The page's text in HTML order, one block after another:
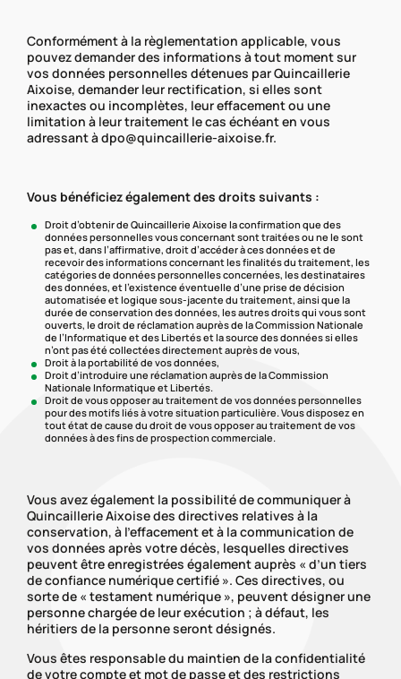
Conformément à la règlementation applicable, vous
pouvez demander des informations à tout moment sur
vos données personnelles détenues par Quincaillerie
Aixoise, demander leur rectification, si elles sont
inexactes ou incomplètes, leur effacement ou une
limitation à leur traitement le cas échéant en vous
adressant à dpo@quincaillerie-aixoise.fr.
Vous bénéficiez également des droits suivants :
Droit d’obtenir de Quincaillerie Aixoise la confirmation que des
données personnelles vous concernant sont traitées ou ne le sont
pas et, dans l’affirmative, droit d’accéder à ces données et de
recevoir des informations concernant les finalités du traitement, les
catégories de données personnelles concernées, les destinataires
des données, et l’existence éventuelle d’une prise de décision
automatisée et logique sous-jacente du traitement, ainsi que la
durée de conservation des données, les autres droits qui vous sont
ouverts, le droit de réclamation auprès de la Commission Nationale
de l’Informatique et des Libertés et la source des données si elles
n’ont pas été collectées directement auprès de vous,
Droit à la portabilité de vos données,
Droit d’introduire une réclamation auprès de la Commission
Nationale Informatique et Libertés.
Droit de vous opposer au traitement de vos données personnelles
pour des motifs liés à votre situation particulière. Vous disposez en
tout état de cause du droit de vous opposer au traitement de vos
données à des fins de prospection commerciale.
Vous avez également la possibilité de communiquer à
Quincaillerie Aixoise des directives relatives à la
conservation, à l’effacement et à la communication de
vos données après votre décès, lesquelles directives
peuvent être enregistrées également auprès « d’un tiers
de confiance numérique certifié ». Ces directives, ou
sorte de « testament numérique », peuvent désigner une
personne chargée de leur exécution ; à défaut, les
héritiers de la personne seront désignés.
Vous êtes responsable du maintien de la confidentialité
de votre compte et mot de passe et des restrictions